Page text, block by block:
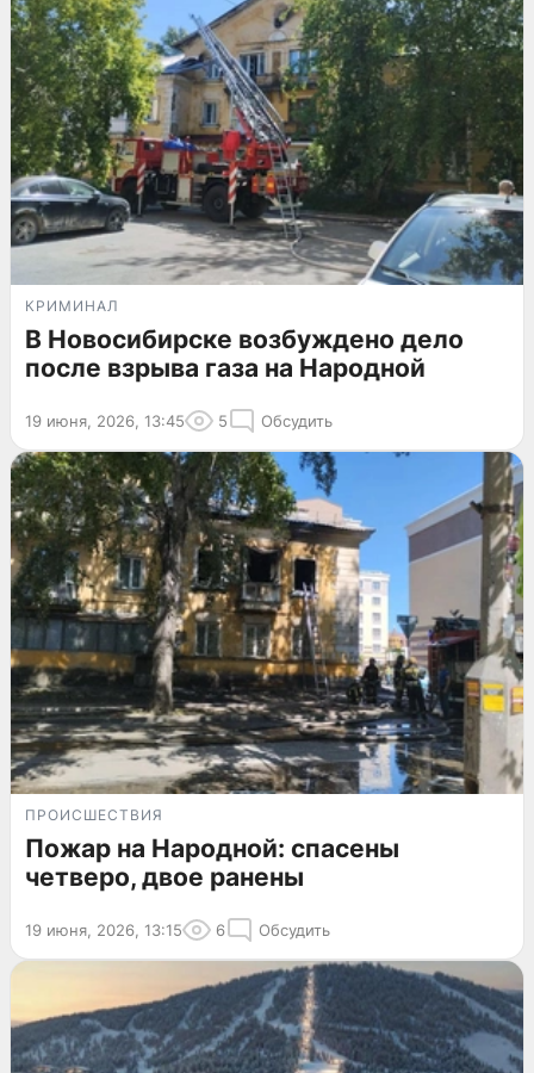
КРИМИНАЛ
В Новосибирске возбуждено дело
после взрыва газа на Народной
19 июня, 2026, 13:45 5 Обсудить
ПРОИСШЕСТВИЯ
Пожар на Народной: спасены
четверо, двое ранены
19 июня, 2026, 13:15 6 Обсудить